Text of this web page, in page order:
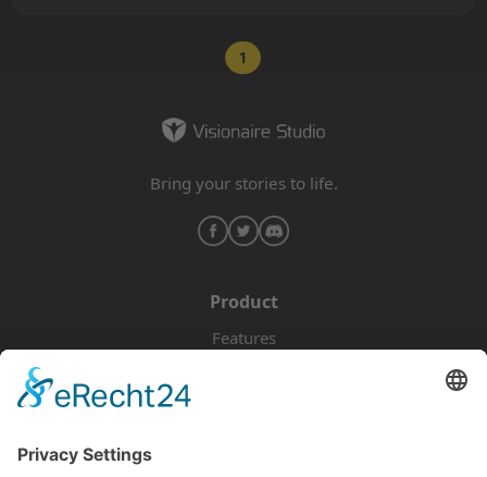
1
Bring your stories to life.
Product
Features